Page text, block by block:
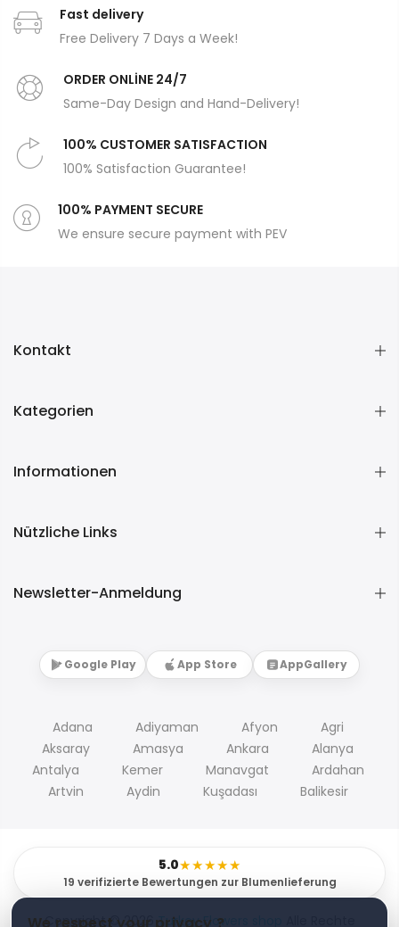
Fast delivery
Free Delivery 7 Days a Week!
ORDER ONLİNE 24/7
Same-Day Design and Hand-Delivery!
100% CUSTOMER SATISFACTION
100% Satisfaction Guarantee!
100% PAYMENT SECURE
We ensure secure payment with PEV
Kontakt
Kategorien
Informationen
Nützliche Links
Newsletter-Anmeldung
Google Play App Store AppGallery
Adana Adiyaman Afyon
Agri
Aksaray
Amasya Ankara
Alanya
Antalya
Kemer Manavgat
Ardahan
Artvin
Aydin Kuşadası Balikesir
5.0★★★★★
19 verifizierte Bewertungen zur Blumenlieferung
Copyright © 2026Turkey Flowers shop